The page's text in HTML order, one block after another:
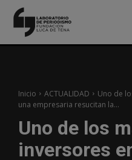
Inicio ACTUALIDAD
Uno de
una empresaria resucitan la...
Uno de los
inversores